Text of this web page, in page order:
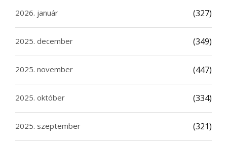
2026. január (327)
2025. december (349)
2025. november (447)
2025. október (334)
2025. szeptember (321)